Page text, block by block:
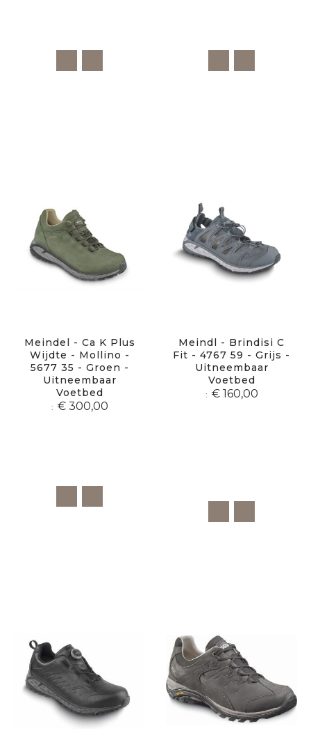
Meindel - Ca K Plus
Wijdte - Mollino -
5677 35 - Groen -
Uitneembaar
Voetbed
€ 300,00
Meindl - Brindisi C
Fit - 4767 59 - Grijs -
Uitneembaar
Voetbed
€ 160,00